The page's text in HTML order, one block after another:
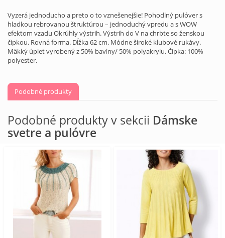
Vyzerá jednoducho a preto o to vznešenejšie! Pohodlný pulóver s
hladkou rebrovanou štruktúrou – jednoduchý vpredu a s WOW
efektom vzadu Okrúhly výstrih. Výstrih do V na chrbte so ženskou
čipkou. Rovná forma. Dĺžka 62 cm. Módne široké klubové rukávy.
Mäkký úplet vyrobený z 50% bavlny/ 50% polyakrylu. Čipka: 100%
polyester.
Podobné produkty
Podobné produkty v sekcii Dámske
svetre a pulóvre